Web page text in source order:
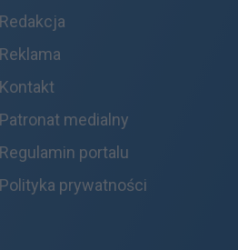
Redakcja
Reklama
Kontakt
Patronat medialny
Regulamin portalu
Polityka prywatności